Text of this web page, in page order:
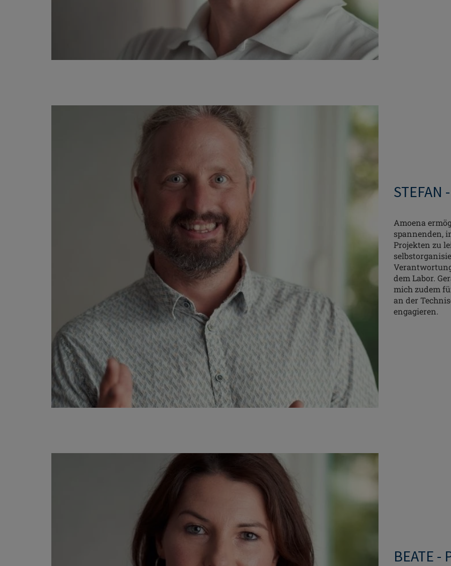
STEFAN
Amoena
spannenden,
Projekten zu
dem Labor.
mich zudem
an der
engagieren.
BEATE -